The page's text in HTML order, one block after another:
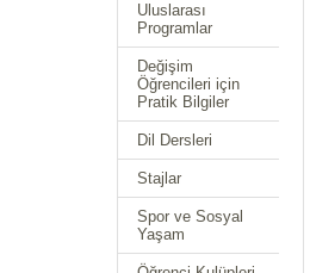
Uluslarası
Programlar
Değişim
Öğrencileri için
Pratik Bilgiler
Dil Dersleri
Stajlar
Spor ve Sosyal
Yaşam